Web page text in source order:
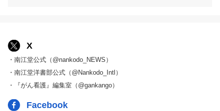
X
・南江堂公式（@nankodo_NEWS）
・南江堂洋書部公式（@Nankodo_Intl）
・『がん看護』編集室（@gankango）
Facebook